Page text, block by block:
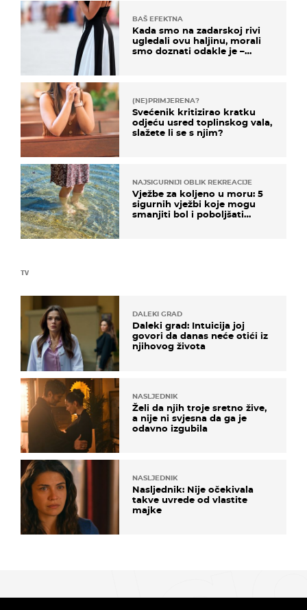
TV
DALEKI GRAD
Daleki grad: Intuicija joj
govori da danas neće otići iz
njihovog života
NASLJEDNIK
Želi da njih troje sretno žive,
a nije ni svjesna da ga je
odavno izgubila
NASLJEDNIK
Nasljednik: Nije očekivala
takve uvrede od vlastite
majke
BAŠ EFEKTNA
Kada smo na zadarskoj rivi
ugledali ovu haljinu, morali
smo doznati odakle je –
(NE)PRIMJERENA?
Svećenik kritizirao kratku
odjeću usred toplinskog vala,
slažete li se s njim?
NAJSIGURNIJI OBLIK REKREACIJE
Vježbe za koljeno u moru: 5
sigurnih vježbi koje mogu
smanjiti bol i poboljšati